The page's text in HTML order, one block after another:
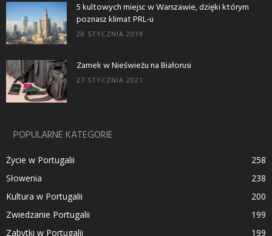
5 kultowych miejsc w Warszawie, dzięki którym
poznasz klimat PRL-u
28 STYCZNIA 2019
Zamek w Nieświeżu na Białorusi
27 STYCZNIA 2021
POPULARNE KATEGORIE
Życie w Portugalii
258
Słowenia
238
Kultura w Portugalii
200
Zwiedzanie Portugalii
199
Zabytki w Portugalii
199